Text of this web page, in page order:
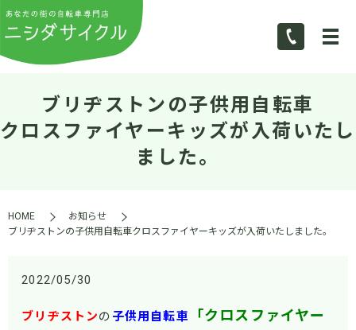
ブリヂストンの子供用自転車
クロスファイヤーキッズが入荷いたし
ました。
HOME
お知らせ
ブリヂストンの子供用自転車クロスファイヤーキッズが入荷いたしました。
2022/05/30
ブリヂストンの 子供用自転車
「クロスファイヤー